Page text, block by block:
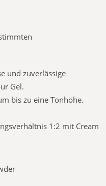
und zuverlässige
Gel.
bis zu eine Tonhöhe.
1:2 mit Cream